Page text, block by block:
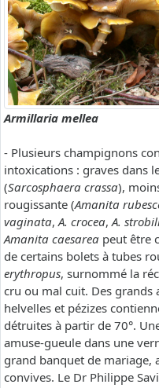
Armillaria mellea
- Plusieurs champignons
intoxications : graves dans
(Sarcosphaera crassa),
rougissante (Amanita
vaginata,A. crocea, A.
Amanita caesarea peut être
de certains bolets à tubes
erythropus, surnommé la
cru ou mal cuit. Des grands
helvelles et pézizes
détruites à partir de 70°.
amuse-gueule dans une
grand banquet de mariage,
convives. Le Dr Philippe